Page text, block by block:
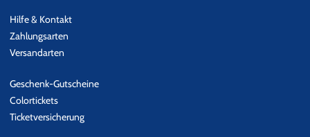
Hilfe & Kontakt
Zahlungsarten
Versandarten
Geschenk-Gutscheine
Colortickets
Ticketversicherung